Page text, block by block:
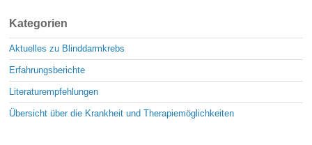
Kategorien
Aktuelles zu Blinddarmkrebs
Erfahrungsberichte
Literaturempfehlungen
Übersicht über die Krankheit und Therapiemöglichkeiten